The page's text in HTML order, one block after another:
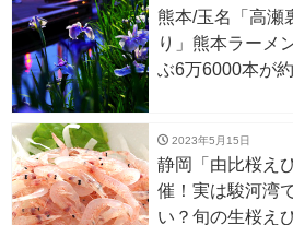
熊本/玉名「高瀬
り」熊本ラーメ
ぶ6万6000本が
2023年5月15日
静岡「由比桜え
催！実は駿河湾
い？旬の生桜え